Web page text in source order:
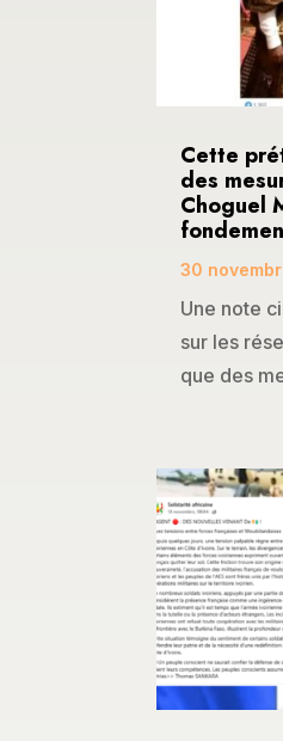
Cette
des
Choguel
30
Une note
sur les
que des